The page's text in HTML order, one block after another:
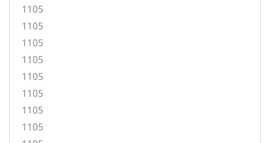
1105
1105
1105
1105
1105
1105
1105
1105